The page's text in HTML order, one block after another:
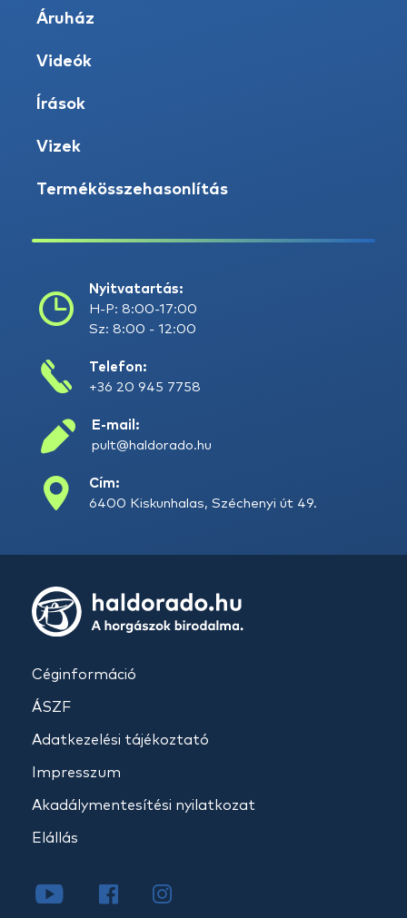
Áruház
Videók
Írások
Vizek
Termékösszehasonlítás
Nyitvatartás:
H-P: 8:00-17:00
Sz: 8:00 - 12:00
Telefon:
+36 20 945 7758
E-mail:
pult@haldorado.hu
Cím:
6400 Kiskunhalas, Széchenyi út 49.
Céginformáció
ÁSZF
Adatkezelési tájékoztató
Impresszum
Akadálymentesítési nyilatkozat
Elállás